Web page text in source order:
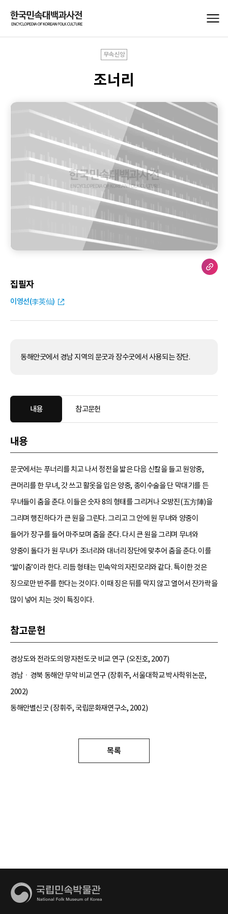
무속신앙
조너리
집필자
이영선(李英仙)
동해안굿에서 경남 지역의 문굿과 장수굿에서 사용되는 장단.
내용 참고문헌
내용
문굿에서는 푸너리를 치고 나서 정전을 밟은 다음 신칼을 들고 원앙중,
큰머리를 한 무녀, 갓 쓰고 활옷을 입은 양중, 종이수술을 단 막대기를 든
무녀들이 춤을 춘다. 이들은 숫자 8의 형태를 그리거나 오방진(五方陣)을
그리며 행진하다가 큰 원을 그린다. 그리고 그 안에 원 무녀와 양중이
들어가 장구를 들어 마주보며 춤을 춘다. 다시 큰 원을 그리며 무녀와
양중이 돌다가 원 무녀가 조너리와 대너리 장단에 맞추어 춤을 춘다. 이를
‘밟이춤’이라 한다. 리듬 형태는 민속악의 자진모리와 같다. 특이한 것은
징으로만 반주를 한다는 것이다. 이때 징은 뒤를 막지 않고 열어서 잔가락을
많이 넣어 치는 것이 특징이다.
참고문헌
경상도와 전라도의 망자천도굿 비교 연구 (오진호, 2007)
경남ㆍ경북 동해안 무악 비교 연구 (장휘주, 서울대학교 박사학위논문,
2002)
동해안별신굿 (장휘주, 국립문화재연구소, 2002)
목록